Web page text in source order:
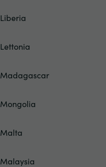
Liberia
Lettonia
Madagascar
Mongolia
Malta
Malaysia